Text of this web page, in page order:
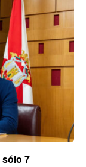
sólo 7